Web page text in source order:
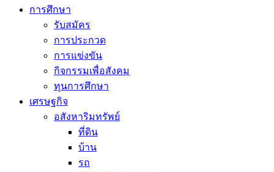
การศึกษา
รับสมัคร
การประกวด
การแข่งขัน
กิจกรรมเพื่อสังคม
ทุนการศึกษา
เศรษฐกิจ
อสังหาริมทรัพย์
ที่ดิน
บ้าน
รถ